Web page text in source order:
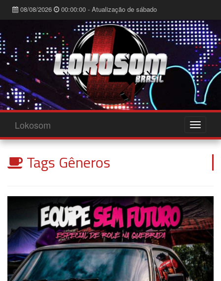
08/08/2026 00:00:00 - Atualização de sábado
Lokosom
Tags Gêneros